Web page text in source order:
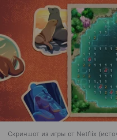
Скриншот из игры от Netflix